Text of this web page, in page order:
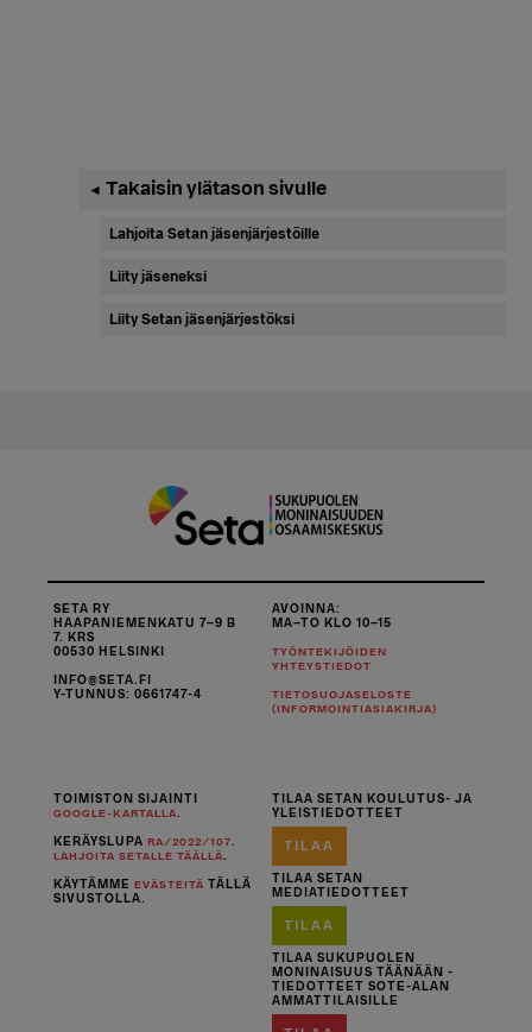
Ensisijainen
sivupalkki
◄ Takaisin ylätason sivulle
Lahjoita Setan jäsenjärjestöille
Liity jäseneksi
Liity Setan jäsenjärjestöksi
SETA RY
HAAPANIEMENKATU 7–9 B
7. KRS
00530 HELSINKI
INFO@SETA.FI
Y-TUNNUS: 0661747-4
AVOINNA:
MA–TO KLO 10–15
TYÖNTEKIJÖIDEN
YHTEYSTIEDOT
TIETOSUOJASELOSTE
(INFORMOINTIASIAKIRJA)
TOIMISTON SIJAINTI
GOOGLE-KARTALLA.
KERÄYSLUPARA/2022/107.
LAHJOITA SETALLE TÄÄLLÄ.
KÄYTÄMMEEVÄSTEITÄ TÄLLÄ
SIVUSTOLLA.
TILAA SETAN KOULUTUS- JA
YLEISTIEDOTTEET
TILAA
TILAA SETAN
MEDIATIEDOTTEET
TILAA
TILAA SUKUPUOLEN
MONINAISUUS TÄÄNÄÄN -
TIEDOTTEET SOTE-ALAN
AMMATTILAISILLE